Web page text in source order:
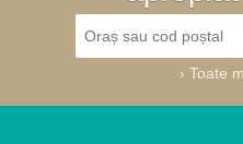
› Toate